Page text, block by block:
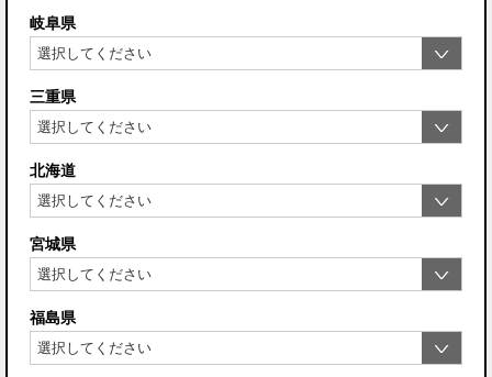
岐阜県
三重県
北海道
宮城県
福島県